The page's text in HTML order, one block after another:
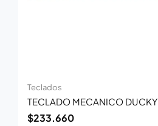
Teclados
TECLADO MECANICO
$233.660